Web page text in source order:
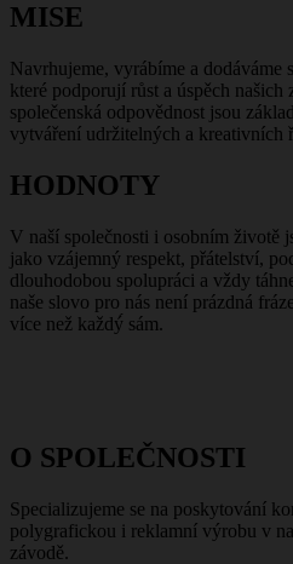
MISE
Navrhujeme, vyrábíme a dodáváme
které podporují růst a úspěch našich
společenská odpovědnost jsou
vytváření udržitelných a kreativních
HODNOTY
V naší společnosti i osobním životě
jako vzájemný respekt, přátelství,
dlouhodobou spolupráci a vždy
naše slovo pro nás není prázdná
více než každý́ sám.
O SPOLEČNOSTI
Specializujeme se na poskytování
polygrafickou i reklamní výrobu v
závodě.